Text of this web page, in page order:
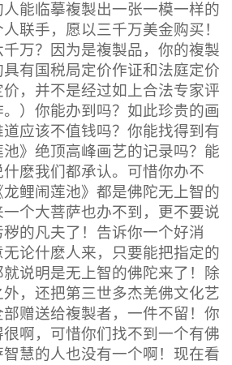
能临摹複製出一张一模一样的
联手，愿以三千万美金购买！
千万？因为是複製品，你的複製
有国税局定价作证和法庭定价
，并不是经过如上合法专家评
）你能办到吗？如此珍贵的画
应该不值钱吗？你能找得到有
》绝顶高峰画艺的记录吗？能
麽我们都承认。可惜你办不
鲤闹莲池》都是佛陀无上智的
个大菩萨也办不到，更不要说
的凡夫了！告诉你一个好消
论什麽人来，只要能把指定的
说明是无上智的佛陀来了！除
，还把第三世多杰羌佛文化艺
赠送给複製者，一件不留！你
啊，可惜你们找不到一个有佛
慧的人也没有一个啊！现在看